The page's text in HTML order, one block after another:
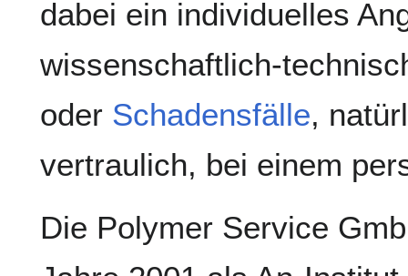
dabei ein individuelles
wissenschaftlich-
oder Schadensfälle,
vertraulich, bei einem
Die Polymer Service